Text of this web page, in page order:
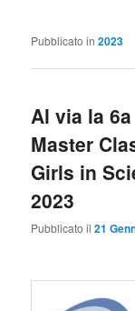
Pubblicato in 2023
Al via la
Master
Girls in
2023
Pubblicato il21